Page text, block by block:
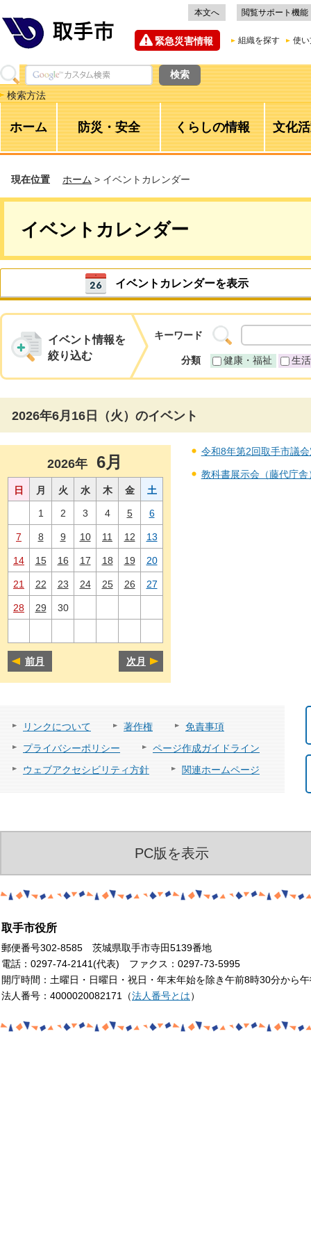
本文へ 閲覧サポート機能
緊急災害情報 組織を探す 使
検索方法
ホーム 防災・安全 くらしの情報 文化
現在位置 ホーム > イベントカレンダー
イベントカレンダー
イベントカレンダーを表示
イベント情報を
絞り込む
キーワード
分類 健康・福祉 生活
2026年6月16日（火）のイベント
2026年 6月
日 月 火 水 木 金 土
1 2 3 4 5 6
7 8 9 10 11 12 13
14 15 16 17 18 19 20
21 22 23 24 25 26 27
28 29 30
前月 次月
令和8年第2回取手市議
教科書展示会（藤代庁
リンクについて 著作権
免責事項
プライバシーポリシー
ページ作成ガイドライン
ウェブアクセシビリティ方針
関連ホームページ
PC版を表示
取手市役所
郵便番号302-8585 茨城県取手市寺田5139番地
電話：0297-74-2141(代表) ファクス：0297-73-5995
開庁時間：土曜日・日曜日・祝日・年末年始を除き午前8時30分から
法人番号：4000020082171（法人番号とは）